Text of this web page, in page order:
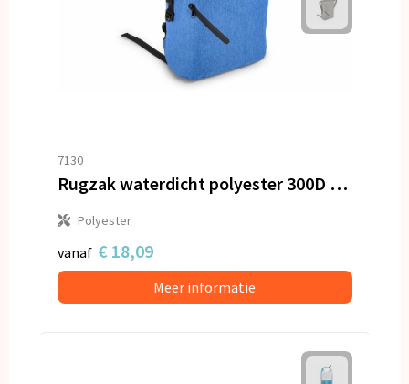
7130
Rugzak waterdicht polyester 300D 20-22L
Polyester
vanaf € 18,09
Meer informatie